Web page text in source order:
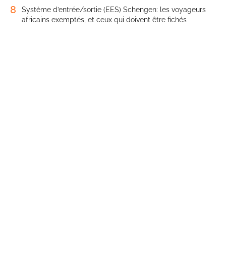
8
Système d’entrée/sortie (EES) Schengen: les voyageurs
africains exemptés, et ceux qui doivent être fichés